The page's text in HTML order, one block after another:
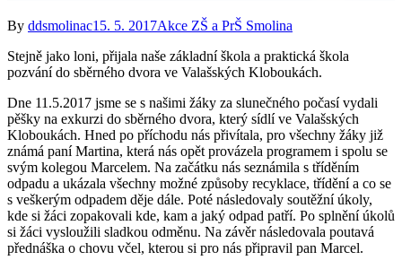
By ddsmolinac15. 5. 2017Akce ZŠ a PrŠ Smolina
Stejně jako loni, přijala naše základní škola a praktická škola
pozvání do sběrného dvora ve Valašských Kloboukách.
Dne 11.5.2017 jsme se s našimi žáky za slunečného počasí vydali
pěšky na exkurzi do sběrného dvora, který sídlí ve Valašských
Kloboukách. Hned po příchodu nás přivítala, pro všechny žáky již
známá paní Martina, která nás opět provázela programem i spolu se
svým kolegou Marcelem. Na začátku nás seznámila s tříděním
odpadu a ukázala všechny možné způsoby recyklace, třídění a co se
s veškerým odpadem děje dále. Poté následovaly soutěžní úkoly,
kde si žáci zopakovali kde, kam a jaký odpad patří. Po splnění úkolů
si žáci vysloužili sladkou odměnu. Na závěr následovala poutavá
přednáška o chovu včel, kterou si pro nás připravil pan Marcel.